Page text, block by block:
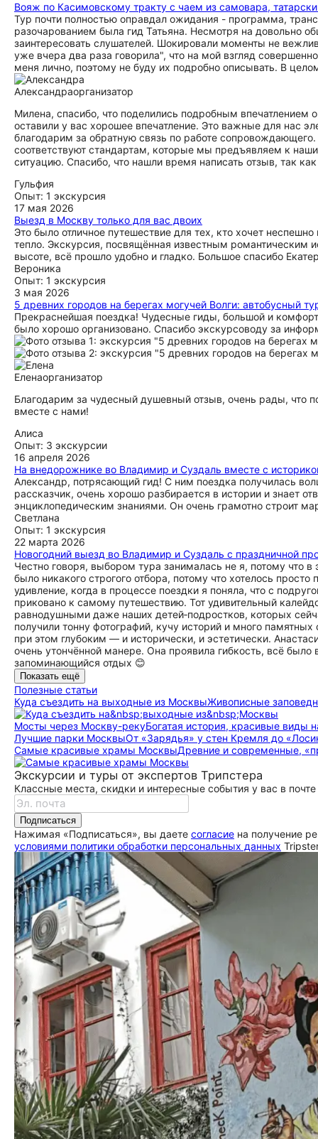
Вояж по Касимовскому тракту с чаем из самовара,
Тур почти полностью оправдал ожидания - программа,
разочарованием была гид Татьяна. Несмотря на довольно
заинтересовать слушателей. Шокировали моменты не
уже вчера два раза говорила", что на мой взгляд
меня лично, поэтому не буду их подробно описывать. В
Александраорганизатор
Милена, спасибо, что поделились подробным впечатлением
оставили у вас хорошее впечатление. Это важные для нас
благодарим за обратную связь по работе
соответствуют стандартам, которые мы предъявляем к
ситуацию. Спасибо, что нашли время написать отзыв, так
Гульфия
Опыт: 1 экскурсия
17 мая 2026
Выезд в Москву только для вас двоих
Это было отличное путешествие для тех, кто хочет
тепло. Экскурсия, посвящённая известным романтическим
высоте, всё прошло удобно и гладко. Большое спасибо
Вероника
Опыт: 1 экскурсия
3 мая 2026
5 древних городов на берегах могучей Волги: автобусный
Прекраснейшая поездка! Чудесные гиды, большой и
было хорошо организовано. Спасибо экскурсоводу за
Еленаорганизатор
Благодарим за чудесный душевный отзыв, очень рады, что
вместе с нами!
Алиса
Опыт: 3 экскурсии
16 апреля 2026
На внедорожнике во Владимир и Суздаль вместе с
Александр, потрясающий гид! С ним поездка получилась
рассказчик, очень хорошо разбирается в истории и знает
энциклопедическим знаниями. Он очень грамотно строит
Светлана
Опыт: 1 экскурсия
22 марта 2026
Новогодний выезд во Владимир и Суздаль с праздничной
Честно говоря, выбором тура занималась не я, потому что
было никакого строгого отбора, потому что хотелось
удивление, когда в процессе поездки я поняла, что с
приковано к самому путешествию. Тот удивительный
равнодушными даже наших детей‑подростков, которых
получили тонну фотографий, кучу историй и много
при этом глубоким — и исторически, и эстетически.
очень утончённой манере. Она проявила гибкость, всё
запоминающийся отдых 😊
Показать ещё
Полезные статьи
Куда съездить на выходные из МосквыЖивописные
Мосты через Москву-рекуБогатая история, красивые виды
Лучшие парки МосквыОт «Зарядья» у стен Кремля до
Самые красивые храмы МосквыДревние и современные,
Экскурсии и туры от экспертов Трипстера
Классные места, скидки и интересные события у вас в почте
Подписаться
Нажимая «Подписаться», вы даете согласие на получение
условиями политики обработки персональных данных